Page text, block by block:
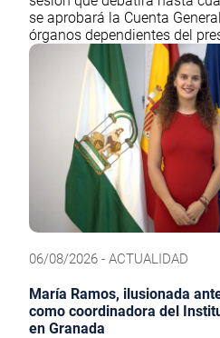
se aprobará la Cuenta
órganos dependientes del
06/08/2026 - ACTUALIDAD
María Ramos, ilusionada
como coordinadora del
en Granada